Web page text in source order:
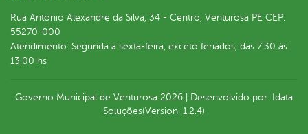
Rua António Alexandre da Silva, 34 - Centro, Venturosa PE CEP:
55270-000
Atendimento: Segunda a sexta-feira, exceto feriados, das 7:30 às
13:00 hs
Governo Municipal de Venturosa 2026 Desenvolvido por: Idata
Soluções(Version: 1.2.4)